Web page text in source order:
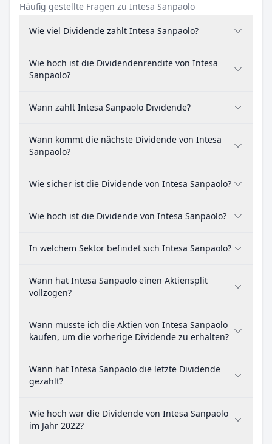
Häufig gestellte Fragen zu Intesa Sanpaolo
Wie viel Dividende zahlt Intesa Sanpaolo?
Wie hoch ist die Dividendenrendite von Intesa
Sanpaolo?
Wann zahlt Intesa Sanpaolo Dividende?
Wann kommt die nächste Dividende von Intesa
Sanpaolo?
Wie sicher ist die Dividende von Intesa Sanpaolo?
Wie hoch ist die Dividende von Intesa Sanpaolo?
In welchem Sektor befindet sich Intesa Sanpaolo?
Wann hat Intesa Sanpaolo einen Aktiensplit
vollzogen?
Wann musste ich die Aktien von Intesa Sanpaolo
kaufen, um die vorherige Dividende zu erhalten?
Wann hat Intesa Sanpaolo die letzte Dividende
gezahlt?
Wie hoch war die Dividende von Intesa Sanpaolo
im Jahr 2022?